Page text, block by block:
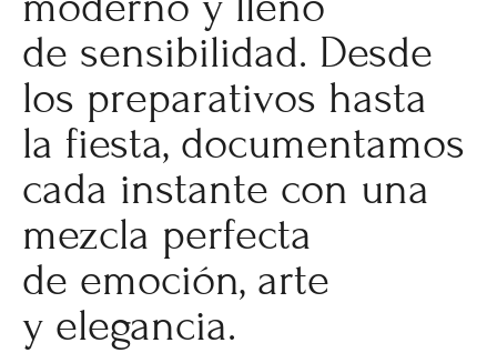
de sensibilidad. Desde
los preparativos hasta
la fiesta, documentamos
cada instante con una
mezcla perfecta
de emoción, arte
y elegancia.